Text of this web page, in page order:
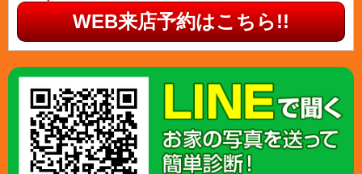
WEB来店予約はこちら!!